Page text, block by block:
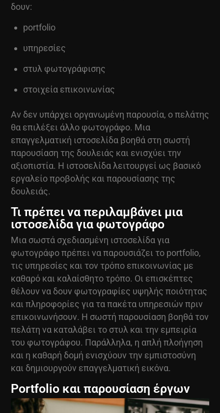
δουν:
portfolio
υπηρεσίες
στυλ φωτογράφισης
στοιχεία επικοινωνίας
Αν δεν υπάρχει οργανωμένη παρουσία, ο πελάτης
θα επιλέξει άλλο φωτογράφο. Μια
επαγγελματική ιστοσελίδα βοηθά στη σωστή
παρουσίαση της δουλειάς και ενισχύει την
αξιοπιστία. Η ιστοσελίδα λειτουργεί ως βασικό
εργαλείο προβολής και παρουσίασης της
δουλειάς.
Τι πρέπει να περιλαμβάνει μια
ιστοσελίδα για φωτογράφο
Μια σωστά σχεδιασμένη ιστοσελίδα για
φωτογράφο πρέπει να παρουσιάζει το portfolio,
τις υπηρεσίες και τον τρόπο επικοινωνίας με
καθαρό και καλαίσθητο τρόπο. Οι επισκέπτες
θέλουν να δουν φωτογραφίες υψηλής ποιότητας
και πληροφορίες για τα πακέτα υπηρεσιών πριν
επικοινωνήσουν. Η σωστή παρουσίαση βοηθά τον
πελάτη να καταλάβει το στυλ και την εμπειρία
του φωτογράφου. Παράλληλα, η απλή πλοήγηση
και η καθαρή δομή ενισχύουν την εμπιστοσύνη
και δημιουργούν επαγγελματική εικόνα.
Portfolio και παρουσίαση έργων